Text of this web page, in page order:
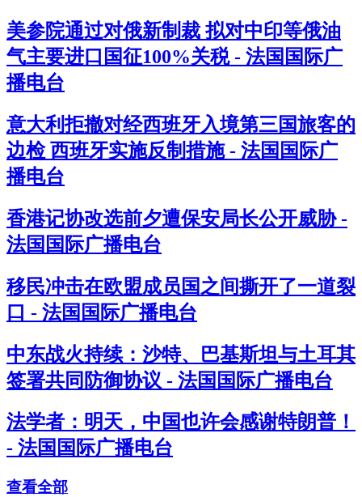
美参院通过对俄新制裁 拟对中印等俄油
气主要进口国征100%关税 - 法国国际广
播电台
意大利拒撤对经西班牙入境第三国旅客的
边检 西班牙实施反制措施 - 法国国际广
播电台
香港记协改选前夕遭保安局长公开威胁 -
法国国际广播电台
移民冲击在欧盟成员国之间撕开了一道裂
口 - 法国国际广播电台
中东战火持续：沙特、巴基斯坦与土耳其
签署共同防御协议 - 法国国际广播电台
法学者：明天，中国也许会感谢特朗普！
- 法国国际广播电台
查看全部